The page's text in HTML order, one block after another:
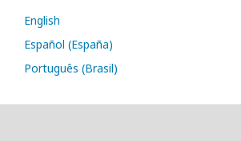
English
Español (España)
Português (Brasil)